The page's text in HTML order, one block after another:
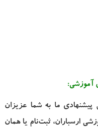
آموزشی:
پیشنهادی ما به شما عزیزان
ارسباران، ثبت‌نام یا همان